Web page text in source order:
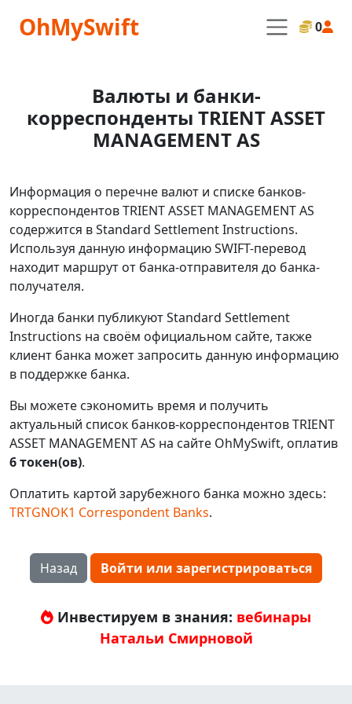
OhMySwift 0
Валюты и банки-
корреспонденты TRIENT ASSET
MANAGEMENT AS
Информация о перечне валют и списке банков-
корреспондентов TRIENT ASSET MANAGEMENT AS
содержится в Standard Settlement Instructions.
Используя данную информацию SWIFT-перевод
находит маршрут от банка-отправителя до банка-
получателя.
Иногда банки публикуют Standard Settlement
Instructions на своём официальном сайте, также
клиент банка может запросить данную информацию
в поддержке банка.
Вы можете сэкономить время и получить
актуальный список банков-корреспондентов TRIENT
ASSET MANAGEMENT AS на сайте OhMySwift, оплатив
6 токен(ов).
Оплатить картой зарубежного банка можно здесь:
TRTGNOK1 Correspondent Banks.
Назад Войти или зарегистрироваться
Инвестируем в знания: вебинары
Натальи Смирновой